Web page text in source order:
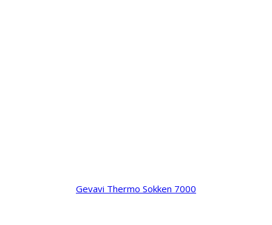
Gevavi Thermo Sokken 7000